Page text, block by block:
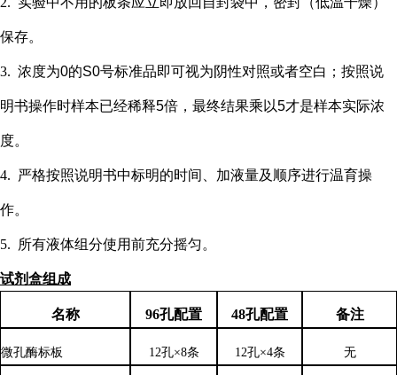
保存。
3. 浓度为0的S0号标准品即可视为阴性对照或者空白；按照说
明书操作时样本已经稀释5倍，最终结果乘以5才是样本实际浓
度。
4. 严格按照说明书中标明的时间、加液量及顺序进行温育操
作。
5. 所有液体组分使用前充分摇匀。
试剂盒组成
名称 96孔配置 48孔配置 备注
微孔酶标板 12孔×8条 12孔×4条 无